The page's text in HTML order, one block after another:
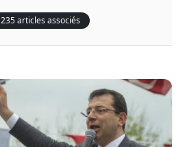
235 articles associés